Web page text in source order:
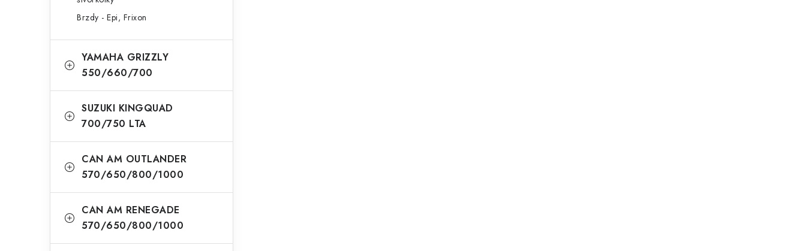
Brzdy - Epi, Frixon
YAMAHA GRIZZLY
550/660/700
SUZUKI KINGQUAD
700/750 LTA
CAN AM OUTLANDER
570/650/800/1000
CAN AM RENEGADE
570/650/800/1000